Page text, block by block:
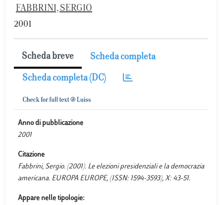
FABBRINI, SERGIO
2001
Scheda breve Scheda completa
Scheda completa (DC)
Anno di pubblicazione
2001
Citazione
Fabbrini, Sergio. (2001). Le elezioni presidenziali e la democrazia
americana. EUROPA EUROPE, (ISSN: 1594-3593), X: 43-51.
Appare nelle tipologie: